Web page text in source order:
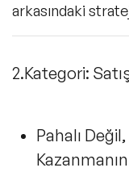
arkasındaki
2.Kategori:
Pahalı